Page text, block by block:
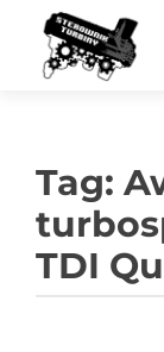
Tag:
TDI